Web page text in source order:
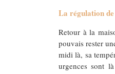
La régulation
Retour à la
pouvais rester
midi là, sa
urgences sont